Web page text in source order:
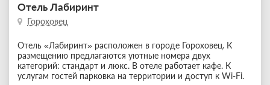
Отель Лабиринт
Гороховец
Отель «Лабиринт» расположен в городе Гороховец. К
размещению предлагаются уютные номера двух
категорий: стандарт и люкс. В отеле работает кафе. К
услугам гостей парковка на территории и доступ к Wi-Fi.